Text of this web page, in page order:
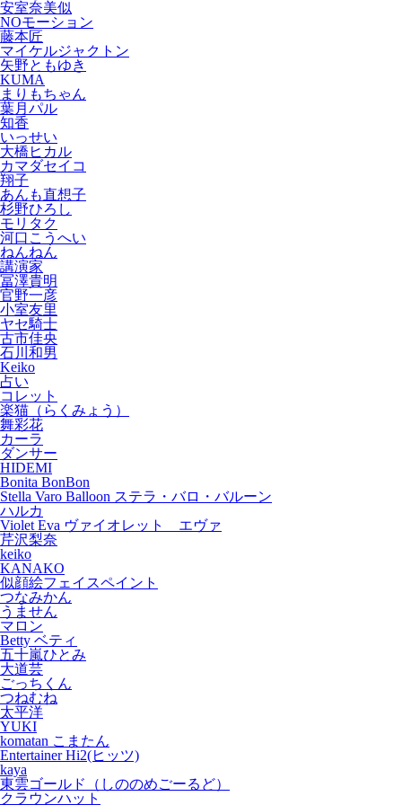
安室奈美似
NOモーション
藤本匠
マイケルジャクトン
矢野ともゆき
KUMA
まりもちゃん
葉月パル
知香
いっせい
大橋ヒカル
カマダセイコ
翔子
あんも直想子
杉野ひろし
モリタク
河口こうへい
ねんねん
講演家
冨澤貴明
官野一彦
小室友里
ヤセ騎士
古市佳央
石川和男
Keiko
占い
コレット
楽猫（らくみょう）
舞彩花
カーラ
ダンサー
HIDEMI
Bonita BonBon
Stella Varo Balloon ステラ・バロ・バルーン
ハルカ
Violet Eva ヴァイオレット エヴァ
芹沢梨奈
keiko
KANAKO
似顔絵フェイスペイント
つなみかん
うません
マロン
Betty ベティ
五十嵐ひとみ
大道芸
ごっちくん
つねむね
太平洋
YUKI
komatan こまたん
Entertainer Hi2(ヒッツ)
kaya
東雲ゴールド（しののめごーるど）
クラウンハット